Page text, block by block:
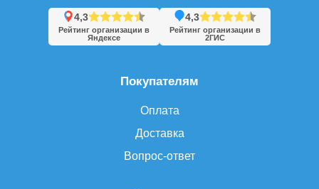
Покупателям
Оплата
Доставка
Вопрос-ответ
4,3
Рейтинг организации в
Яндексе
4,3
Рейтинг организации в
2ГИС